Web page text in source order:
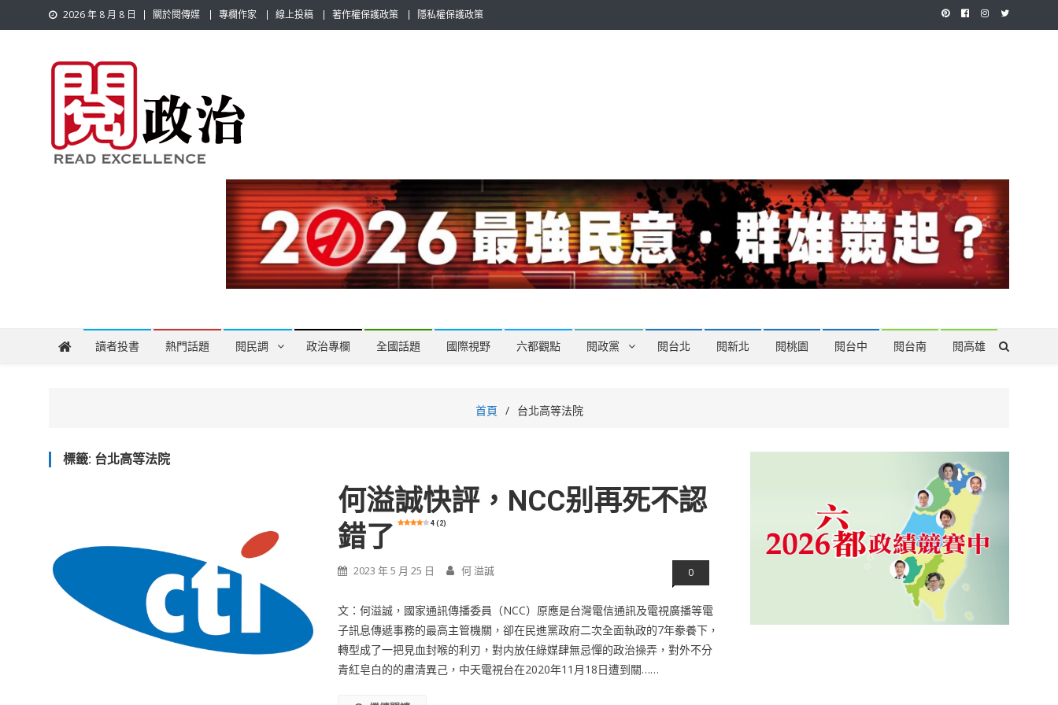
to
2026 年 8 月 8 日 關於閱傳媒 專欄作家 線上投稿 著作權保護政策 隱私權保護政策
閱政治 Read Gov News
讀者投書 熱門話題 閱民調 政治專欄 全國話題 國際視野 六都觀點 閱政黨 閱台北 閱新北 閱桃園 閱台中 閱台南 閱高雄
首頁 台北高等法院
標籤: 台北高等法院
何溢誠快評，NCC别再死不認
錯了
4 (2)
2023 年 5 月 25 日 何 溢誠 0
文：何溢誠，國家通訊傳播委員（NCC）原應是台灣電信通訊及電視廣播等電
子訊息傳遞事務的最高主管機關，卻在民進黨政府二次全面執政的7年豢養下，
轉型成了一把見血封喉的利刃，對内放任綠媒肆無忌憚的政治操弄，對外不分
青紅皂白的的肅清異己，中天電視台在2020年11月18日遭到關……